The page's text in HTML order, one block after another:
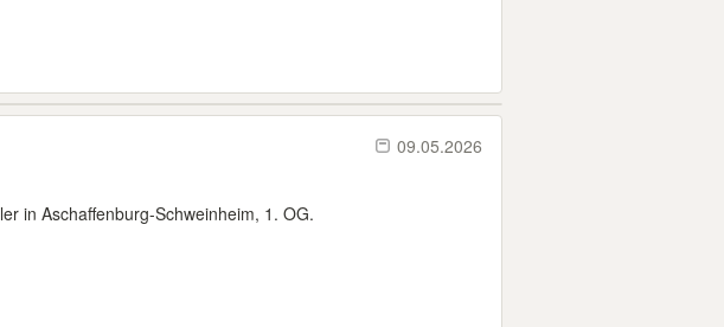
09.05.2026
in Aschaffenburg-Schweinheim, 1. OG.